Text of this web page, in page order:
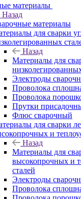
материалы
Назад
материалы
для сварки
Назад
Материалы для
Электроды
Проволока
Проволока
Прутки
Флюс сварочный
для сварки
и
Назад
Материалы для
высокопрочных и
сталей
Электроды
Проволока